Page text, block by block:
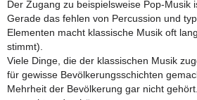
Der Zugang zu beispielsweise Pop-Musik
Gerade das fehlen von Percussion und
Elementen macht klassische Musik oft
stimmt).
Viele Dinge, die der klassischen Musik
für gewisse Bevölkerungsschichten
Mehrheit der Bevölkerung gar nicht